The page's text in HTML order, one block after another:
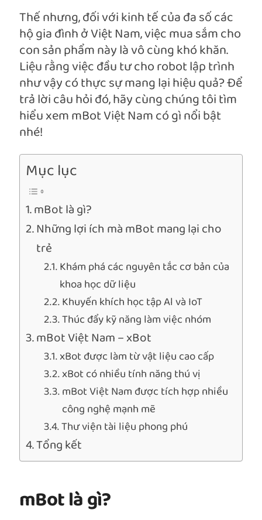
Thế nhưng, đối với kinh tế của đa số các
hộ gia đình ở Việt Nam, việc mua sắm cho
con sản phẩm này là vô cùng khó khăn.
Liệu rằng việc đầu tư cho robot lập trình
như vậy có thực sự mang lại hiệu quả? Để
trả lời câu hỏi đó, hãy cùng chúng tôi tìm
hiểu xem mBot Việt Nam có gì nổi bật
nhé!
Mục lục
mBot là gì?
Những lợi ích mà mBot mang lại cho
trẻ
Khám phá các nguyên tắc cơ bản của
khoa học dữ liệu
Khuyến khích học tập Al và IoT
Thúc đẩy kỹ năng làm việc nhóm
mBot Việt Nam – xBot
xBot được làm từ vật liệu cao cấp
xBot có nhiều tính năng thú vị
mBot Việt Nam được tích hợp nhiều
công nghệ mạnh mẽ
Thư viện tài liệu phong phú
Tổng kết
mBot là gì?